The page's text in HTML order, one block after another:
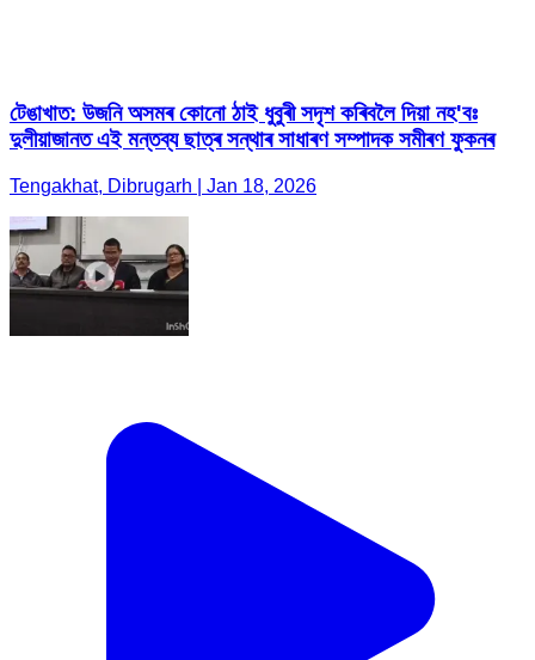
টেঙাখাত: উজনি অসমৰ কোনো ঠাই ধুবুৰী সদৃশ কৰিবলৈ দিয়া নহ'বঃ
দুলীয়াজানত এই মন্তব্য ছাত্ৰ সন্থাৰ সাধাৰণ সম্পাদক সমীৰণ ফুকনৰ
Tengakhat, Dibrugarh | Jan 18, 2026